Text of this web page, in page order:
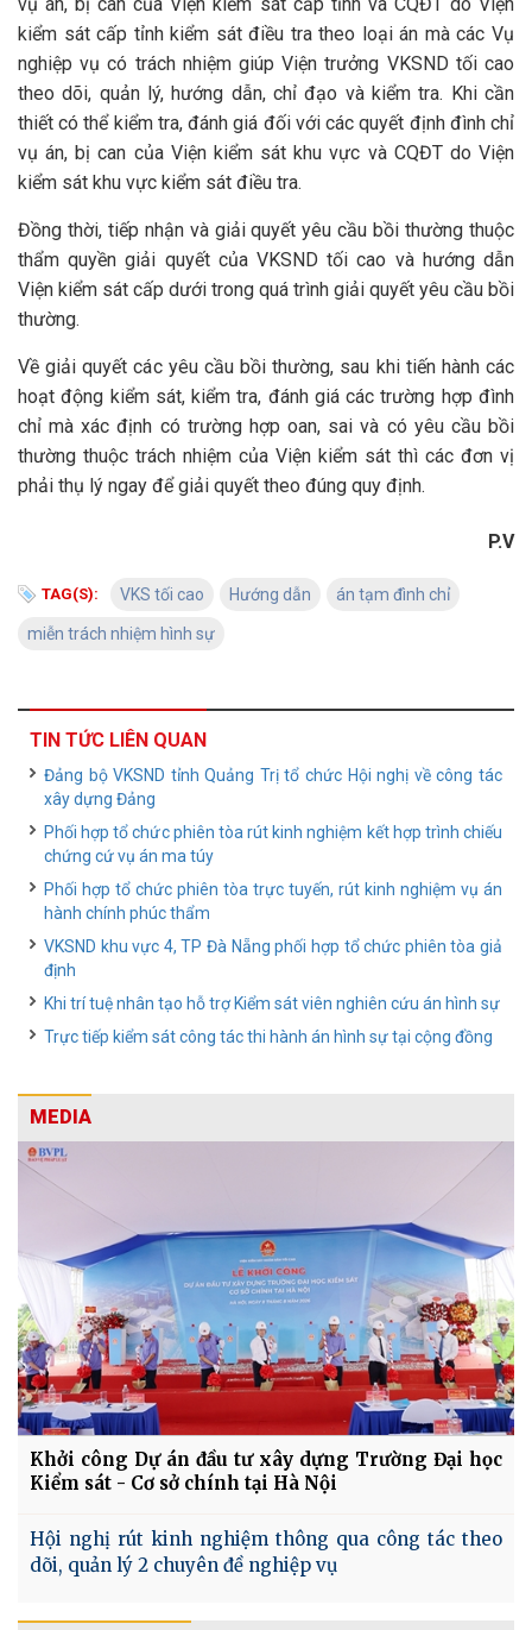
kiểm sát cấp tỉnh kiểm sát điều tra theo loại án mà các Vụ
nghiệp vụ có trách nhiệm giúp Viện trưởng VKSND tối cao
theo dõi, quản lý, hướng dẫn, chỉ đạo và kiểm tra. Khi cần
thiết có thể kiểm tra, đánh giá đối với các quyết định đình chỉ
vụ án, bị can của Viện kiểm sát khu vực và CQĐT do Viện
kiểm sát khu vực kiểm sát điều tra.
Đồng thời, tiếp nhận và giải quyết yêu cầu bồi thường thuộc
thẩm quyền giải quyết của VKSND tối cao và hướng dẫn
Viện kiểm sát cấp dưới trong quá trình giải quyết yêu cầu bồi
thường.
Về giải quyết các yêu cầu bồi thường, sau khi tiến hành các
hoạt động kiểm sát, kiểm tra, đánh giá các trường hợp đình
chỉ mà xác định có trường hợp oan, sai và có yêu cầu bồi
thường thuộc trách nhiệm của Viện kiểm sát thì các đơn vị
phải thụ lý ngay để giải quyết theo đúng quy định.
P.V
TAG(S): VKS tối cao Hướng dẫn án tạm đình chỉ
miễn trách nhiệm hình sự
TIN TỨC LIÊN QUAN
Đảng bộ VKSND tỉnh Quảng Trị tổ chức Hội nghị về công tác
xây dựng Đảng
Phối hợp tổ chức phiên tòa rút kinh nghiệm kết hợp trình chiếu
chứng cứ vụ án ma túy
Phối hợp tổ chức phiên tòa trực tuyến, rút kinh nghiệm vụ án
hành chính phúc thẩm
VKSND khu vực 4, TP Đà Nẵng phối hợp tổ chức phiên tòa giả
định
Khi trí tuệ nhân tạo hỗ trợ Kiểm sát viên nghiên cứu án hình sự
Trực tiếp kiểm sát công tác thi hành án hình sự tại cộng đồng
MEDIA
Khởi công Dự án đầu tư xây dựng Trường Đại học
Kiểm sát - Cơ sở chính tại Hà Nội
Hội nghị rút kinh nghiệm thông qua công tác theo
dõi, quản lý 2 chuyên đề nghiệp vụ